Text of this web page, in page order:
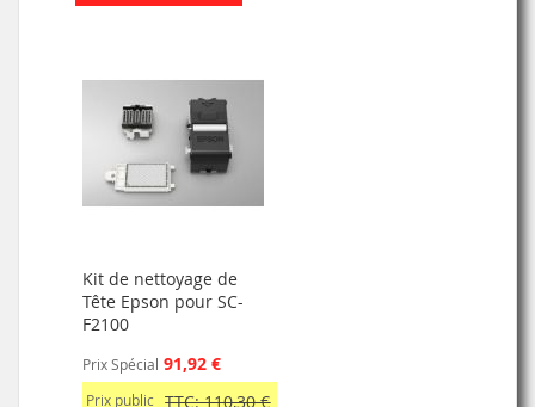
Kit de nettoyage de
Tête Epson pour SC-
F2100
Prix Spécial 91,92 €
Prix public TTC: 110,30 €